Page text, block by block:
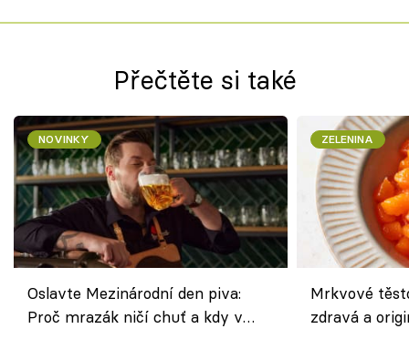
Přečtěte si také
NOVINKY
Oslavte Mezinárodní den piva:
Proč mrazák ničí chuť a kdy v
ZELENINA
Mrkvové
zdravá a